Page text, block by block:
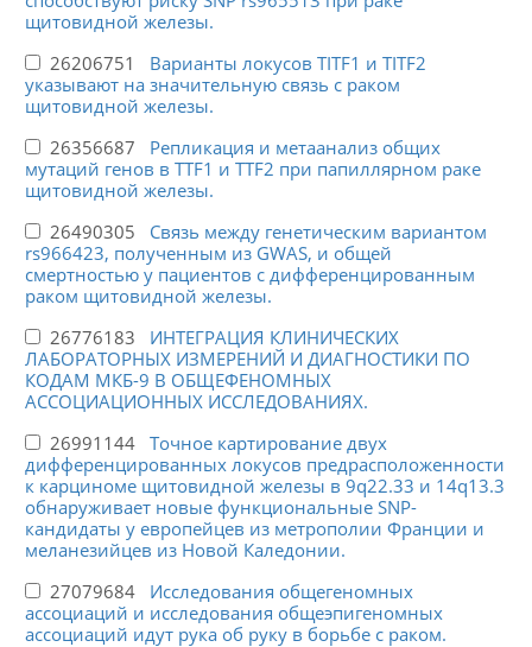
щитовидной железы.
26206751 Варианты локусов TITF1 и TITF2
указывают на значительную связь с раком
щитовидной железы.
26356687 Репликация и метаанализ общих
мутаций генов в TTF1 и TTF2 при папиллярном раке
щитовидной железы.
26490305 Связь между генетическим вариантом
rs966423, полученным из GWAS, и общей
смертностью у пациентов с дифференцированным
раком щитовидной железы.
26776183 ИНТЕГРАЦИЯ КЛИНИЧЕСКИХ
ЛАБОРАТОРНЫХ ИЗМЕРЕНИЙ И ДИАГНОСТИКИ ПО
КОДАМ МКБ-9 В ОБЩЕФЕНОМНЫХ
АССОЦИАЦИОННЫХ ИССЛЕДОВАНИЯХ.
26991144 Точное картирование двух
дифференцированных локусов предрасположенности
к карциноме щитовидной железы в 9q22.33 и 14q13.3
обнаруживает новые функциональные SNP-
кандидаты у европейцев из метрополии Франции и
меланезийцев из Новой Каледонии.
27079684 Исследования общегеномных
ассоциаций и исследования общеэпигеномных
ассоциаций идут рука об руку в борьбе с раком.